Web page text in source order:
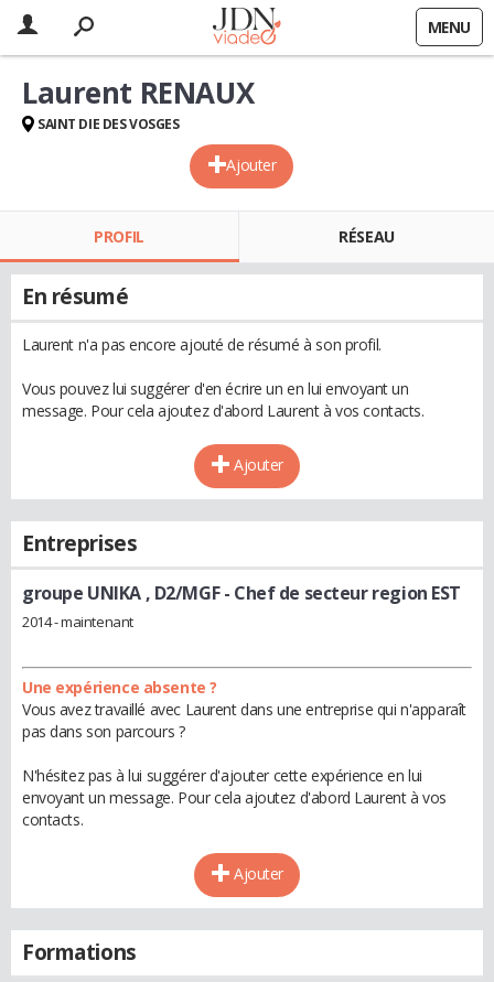
MENU
Ajouter
Laurent RENAUX
SAINT DIE DES VOSGES
PROFIL RÉSEAU
En résumé
Laurent n'a pas encore ajouté de résumé à son profil.
Vous pouvez lui suggérer d'en écrire un en lui envoyant un
message. Pour cela ajoutez d'abord Laurent à vos contacts.
Ajouter
Entreprises
groupe UNIKA , D2/MGF- Chef de secteur region EST
2014 - maintenant
Une expérience absente ?
Vous avez travaillé avec Laurent dans une entreprise qui n'apparaît
pas dans son parcours ?
N'hésitez pas à lui suggérer d'ajouter cette expérience en lui
envoyant un message. Pour cela ajoutez d'abord Laurent à vos
contacts.
Ajouter
Formations